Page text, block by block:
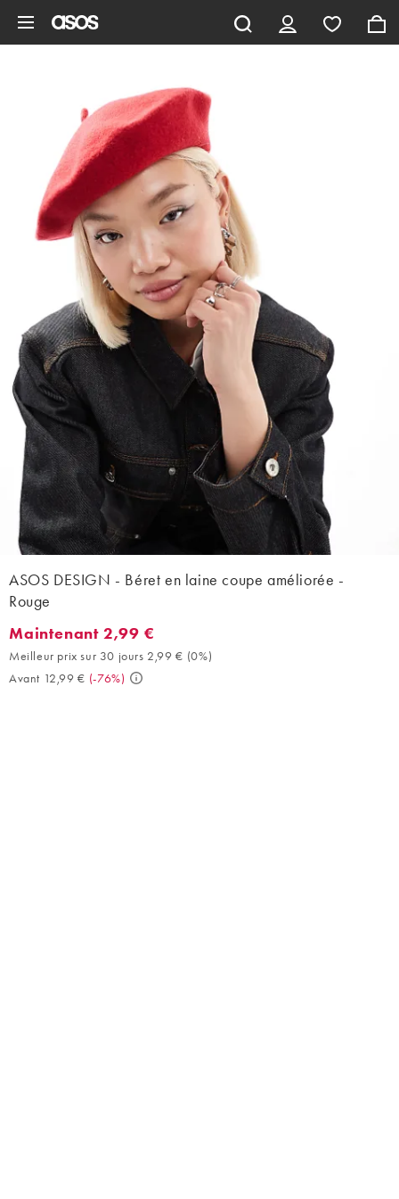
ASOS DESIGN - Béret en laine coupe améliorée -
Rouge
Maintenant 2,99 €. Meilleur prix sur 30 jours 2,99 € (0%).
Maintenant 2,99 €
Meilleur prix sur 30 jours 2,99 € (0%)
Avant 12,99 € (-76%)